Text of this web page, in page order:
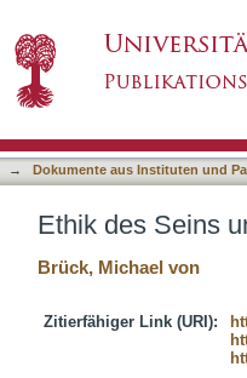
→ Dokumente aus Instituten und
Ethik des Seins
Brück, Michael von
Zitierfähiger Link (URI):